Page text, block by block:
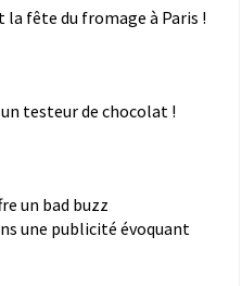
la fête du fromage à Paris !
testeur de chocolat !
un bad buzz
une publicité évoquant